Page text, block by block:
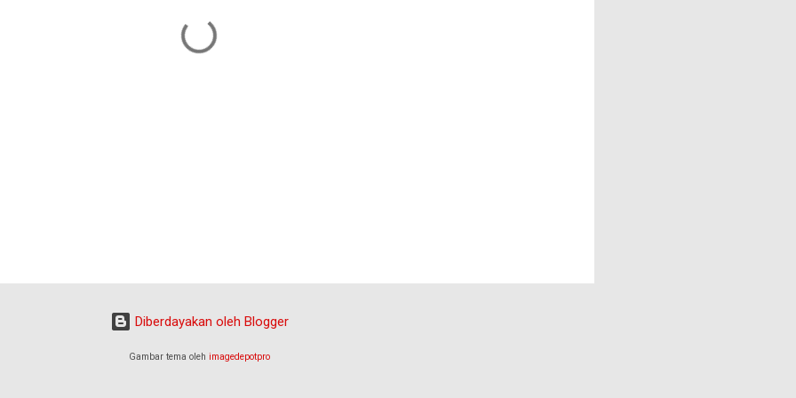
Diberdayakan oleh Blogger
Gambar tema oleh imagedepotpro